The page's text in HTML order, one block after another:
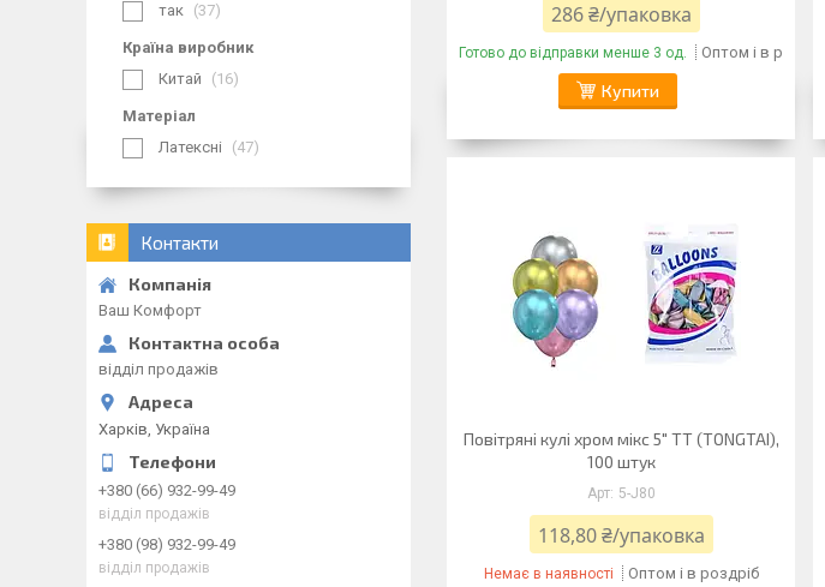
286 ₴/упаковка
Готово до відправки менше 3 од. Оптом і в роздріб
Купити
Повітряні кулі хром мікс 5" TT (TONGTAI),
100 штук
5-J80
118,80 ₴/упаковка
Немає в наявності
Оптом і в роздріб
так 37
Країна виробник
Китай
16
Матеріал
Латексні
47
Контакти
Ваш Комфорт
відділ продажів
Харків, Україна
+380 (66) 932-99-49
відділ продажів
+380 (98) 932-99-49
відділ продажів